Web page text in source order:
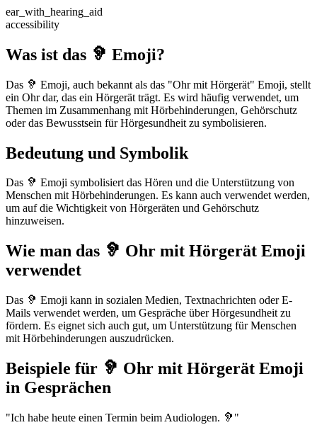
ear_with_hearing_aid
accessibility
Was ist das 🦻 Emoji?
Das 🦻 Emoji, auch bekannt als das "Ohr mit Hörgerät" Emoji, stellt
ein Ohr dar, das ein Hörgerät trägt. Es wird häufig verwendet, um
Themen im Zusammenhang mit Hörbehinderungen, Gehörschutz
oder das Bewusstsein für Hörgesundheit zu symbolisieren.
Bedeutung und Symbolik
Das 🦻 Emoji symbolisiert das Hören und die Unterstützung von
Menschen mit Hörbehinderungen. Es kann auch verwendet werden,
um auf die Wichtigkeit von Hörgeräten und Gehörschutz
hinzuweisen.
Wie man das 🦻 Ohr mit Hörgerät Emoji
verwendet
Das 🦻 Emoji kann in sozialen Medien, Textnachrichten oder E-
Mails verwendet werden, um Gespräche über Hörgesundheit zu
fördern. Es eignet sich auch gut, um Unterstützung für Menschen
mit Hörbehinderungen auszudrücken.
Beispiele für 🦻 Ohr mit Hörgerät Emoji
in Gesprächen
"Ich habe heute einen Termin beim Audiologen. 🦻"